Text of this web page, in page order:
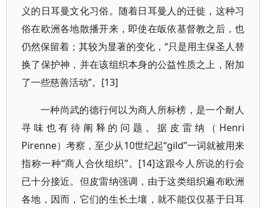
义的日耳曼文化习俗。随着日耳曼人的迁徙，这种习
俗在欧洲各地散播开来，即使在皈依基督教之后，也
仍然保留着；其较为显著的变化，“只是用主保圣人替
换了保护神，并在该组织本身的公益性质之上，附加
了一些慈善活动”。[13]
一种尚武的德行何以为商人所标榜，是一个耐人
寻味也有待阐释的问题。据皮雷纳（Henri
Pirenne）考察，至少从10世纪起“gild”一词就被用来
指称一种“商人合伙组织”。[14]这跟今人所说的行会
已十分接近。但皮雷纳强调，由于这类组织遍布欧洲
各地，因而，它们的生长土壤，就不能仅仅基于日耳